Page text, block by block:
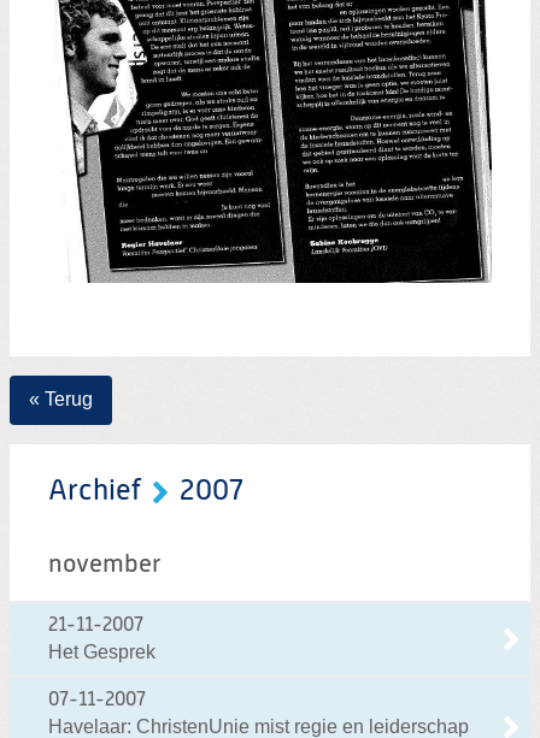
« Terug
Archief 2007
november
21-11-2007
Het Gesprek
07-11-2007
Havelaar: ChristenUnie mist regie en leiderschap